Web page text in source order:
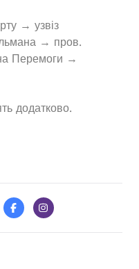
→ узвіз
→ пров.
Перемоги →
додатково.